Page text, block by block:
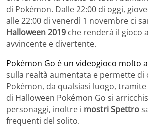
di Pokémon. Dalle 22:00 di oggi,
alle 22:00 di venerdì 1 novembre ci
Halloween 2019 che renderà il gioco
avvincente e divertente.
Pokémon Go è un videogioco molto
sulla realtà aumentata e permette di
Pokémon, da qualsiasi luogo, tramite
di Halloween Pokémon Go si
personaggi, inoltre i mostri Spettro
frequenti del solito.